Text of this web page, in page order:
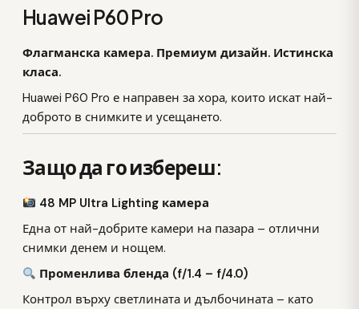
Huawei P60 Pro
Флагманска камера. Премиум дизайн. Истинска
класа.
Huawei P60 Pro е направен за хора, които искат най-
доброто в снимките и усещането.
Защо да го избереш:
48 MP Ultra Lighting камера
Една от най-добрите камери на пазара – отлични
снимки денем и нощем.
Променлива бленда (f/1.4 – f/4.0)
Контрол върху светлината и дълбочината – като